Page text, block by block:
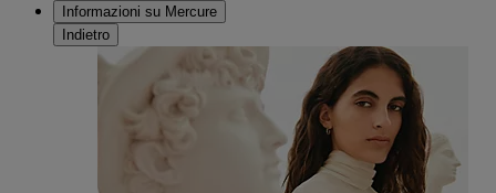
Informazioni su Mercure
Indietro